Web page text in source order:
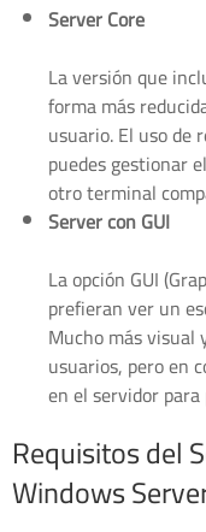
Server Core
La versión que
forma más
usuario. El uso de
puedes gestionar
otro terminal
Server con GUI
La opción GUI
prefieran ver un
Mucho más visual
usuarios, pero en
en el servidor
Requisitos del
Windows